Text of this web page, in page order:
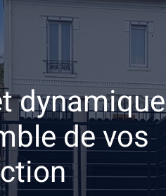
dynamique
de vos